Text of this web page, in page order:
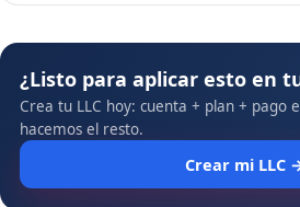
¿Listo para aplicar esto en
Crea tu LLC hoy: cuenta + plan + pago
hacemos el resto.
Crear mi LLC